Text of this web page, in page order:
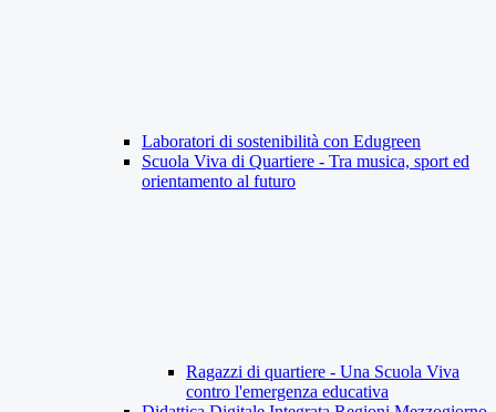
Laboratori di sostenibilità con Edugreen
Scuola Viva di Quartiere - Tra musica, sport ed
orientamento al futuro
Ragazzi di quartiere - Una Scuola Viva
contro l'emergenza educativa